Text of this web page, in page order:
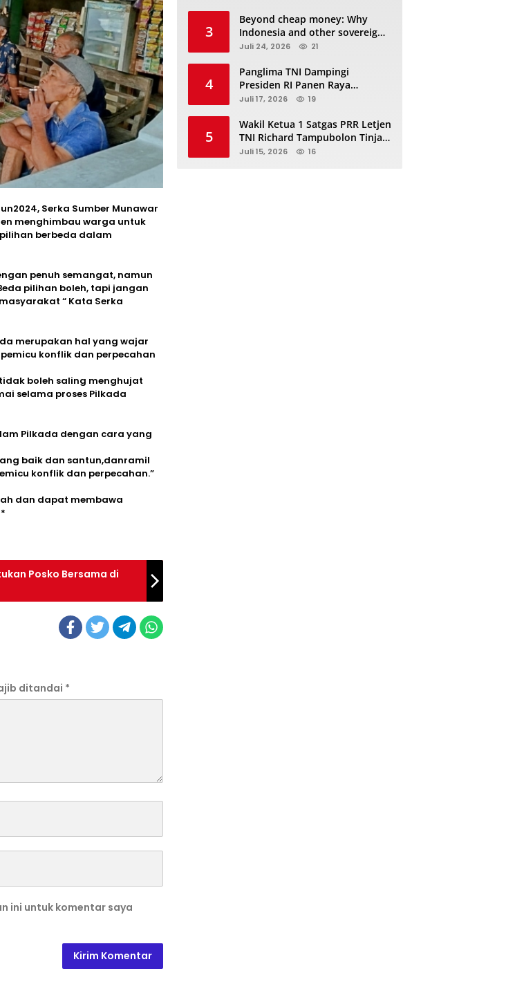
Serka Sumber Munawar
menghimbau warga untuk
berbeda dalam
penuh semangat, namun
pilihan boleh, tapi jangan
“ Kata Serka
merupakan hal yang wajar
konflik dan perpecahan
boleh saling menghujat
selama proses Pilkada
Pilkada dengan cara yang
baik dan santun,danramil
konflik dan perpecahan.”
dan dapat membawa
Posko Bersama di
ditandai *
ini untuk komentar saya
3
Beyond cheap money: Why
Indonesia and other sovereigns
are turning to panda bonds
Juli 24, 2026 21
4
Panglima TNI Dampingi
Presiden RI Panen Raya
Terpadu TNI, Perkuat
Juli 17, 2026 19
5
Wakil Ketua 1 Satgas PRR Letjen
TNI Richard Tampubolon Tinjau
Padang Sidimpuan dan
Juli 15, 2026 16